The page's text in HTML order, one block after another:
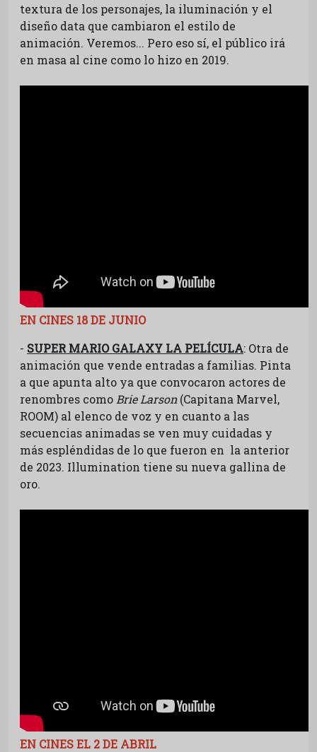
textura de los personajes, la iluminación y el
diseño data que cambiaron el estilo de
animación. Veremos... Pero eso sí, el público irá
en masa al cine como lo hizo en 2019.
EN CINES 18 DE JUNIO
- SUPER MARIO GALAXY LA PELÍCULA: Otra de
animación que vende entradas a familias. Pinta
a que apunta alto ya que convocaron actores de
renombres como Brie Larson(Capitana Marvel,
ROOM) al elenco de voz y en cuanto a las
secuencias animadas se ven muy cuidadas y
más espléndidas de lo que fueron en la anterior
de 2023. Illumination tiene su nueva gallina de
oro.
EN CINES EL 2 DE ABRIL